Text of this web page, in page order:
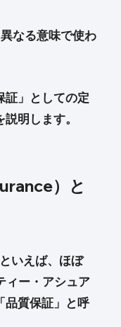
なる意味で使わ
証」としての定
明します。
）と
いえば、ほぼ
ィー・アシュア
品質保証」と呼